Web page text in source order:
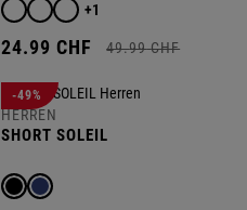
+1
24.99 CHF 49.99 CHF
HERREN
SHORT SOLEIL
-49%